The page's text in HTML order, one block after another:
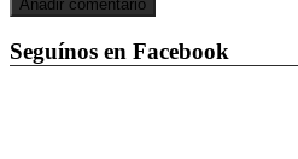
Seguínos en Facebook